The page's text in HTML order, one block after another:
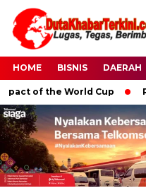
HOME BISNIS DAERAH
of the World Cup